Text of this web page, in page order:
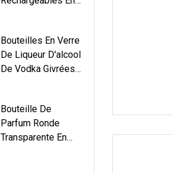
Et 30 Ml
Bouteilles En Verre
De Liqueur D'alcool
De Vodka Givrées
700 750 Ml
Bouteilles De Vin
De Silex Ovales De
Bouteille De
Parfum Ronde
Transparente En